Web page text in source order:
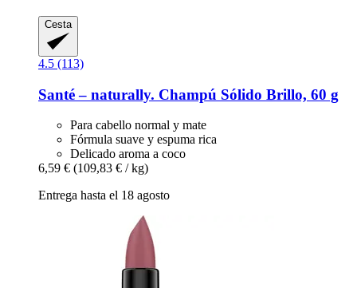
Cesta
4.5 (113)
Santé – naturally. Champú Sólido Brillo, 60 g
Para cabello normal y mate
Fórmula suave y espuma rica
Delicado aroma a coco
6,59 € (109,83 € / kg)
Entrega hasta el 18 agosto